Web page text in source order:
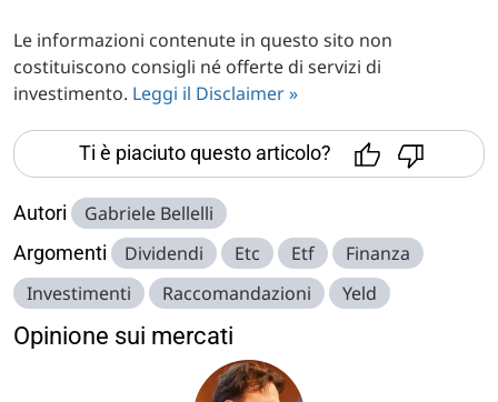
Le informazioni contenute in questo sito non
costituiscono consigli né offerte di servizi di
investimento. Leggi il Disclaimer »
Ti è piaciuto questo articolo?
Autori Gabriele Bellelli
Argomenti Dividendi Etc Etf
Finanza
Investimenti
Raccomandazioni Yeld
Opinione sui mercati